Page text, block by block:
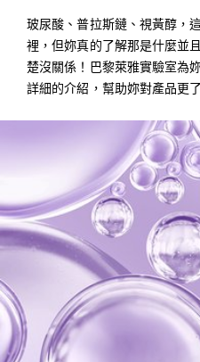
玻尿酸、普拉斯鏈、視黃醇，
裡，但妳真的了解那是什麼並
楚沒關係！巴黎萊雅實驗室為
詳細的介紹，幫助妳對產品更